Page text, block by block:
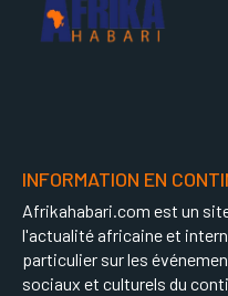
INFORMATION EN
Afrikahabari.com est un
l'actualité africaine et
particulier sur les
sociaux et culturels du